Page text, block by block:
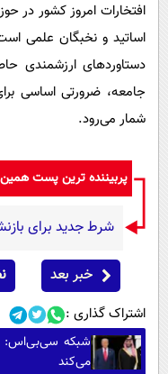
افتخارات امروز کشور در
اساتید و نخبگان علمی
دستاوردهای ارزشمندی
جامعه، ضرورتی اساسی
شمار می‌رود.
پربیننده ترین پست
شرط جدید برای
خبر بعد
اشتراک گذاری :
شبکه سی‌بی‌اس:
می‌کند